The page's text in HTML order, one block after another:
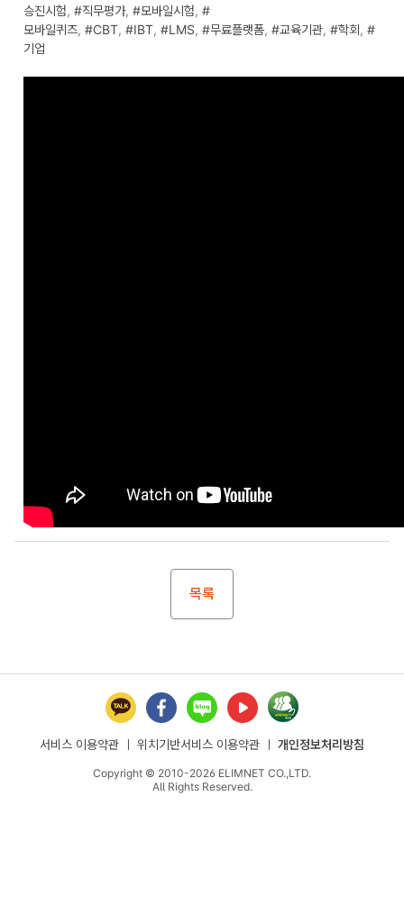
승진시험, #직무평가, #모바일시험, #
모바일퀴즈, #CBT, #IBT, #LMS, #무료플랫폼, #교육기관, #학회, #
기업
목록
서비스 이용약관 ㅣ 위치기반서비스 이용약관 ㅣ 개인정보처리방침
Copyright © 2010-2026 ELIMNET CO.,LTD.
All Rights Reserved.